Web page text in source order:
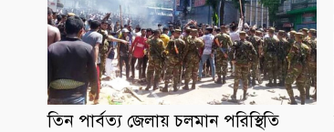
তিন পার্বত্য জেলায় চলমান পরিস্থিতি